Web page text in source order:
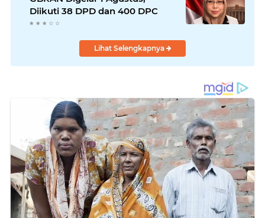
Diikuti 38 DPD dan 400 DPC
Lihat Selengkapnya